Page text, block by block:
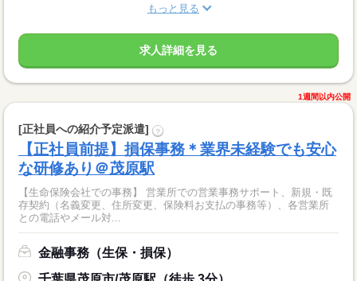
もっと見る
求人詳細を見る
1週間以内公開
[正社員への紹介予定派遣] ?
【正社員前提】損保事務＊業界未経験でも安心
な研修あり＠茂原駅
【生命保険会社での事務】 営業所での営業事務サポート、新規・既
存契約（名義変更、住所変更、保険料お支払の事務等）、各営業所
との電話やメール対...
金融事務（生保・損保）